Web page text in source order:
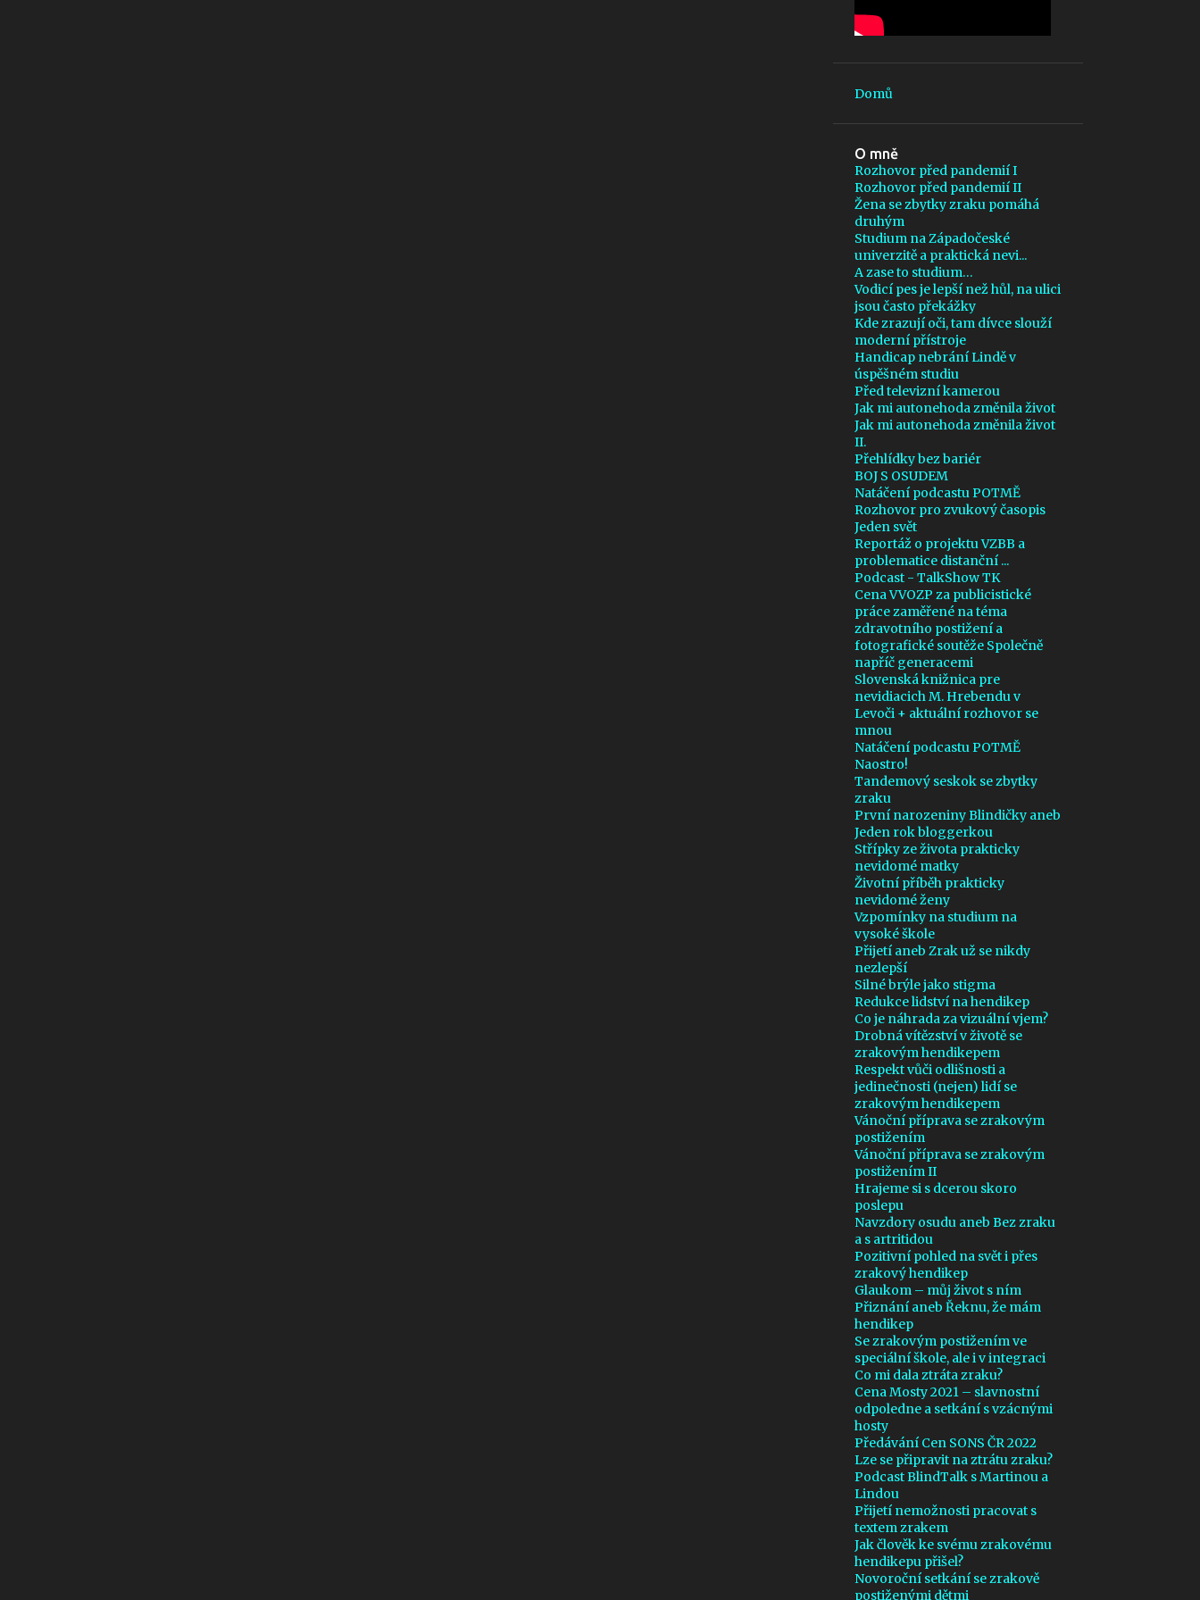
září 2024
srpna 2024
4
července 2024
června 2024
5
května 2024
dubna 2024
března 2024
února 2024
ledna 2024
3
prosince 2023
listopadu 2023
října 2023
září 2023
5
srpna 2023
července 2023
června 2023
května 2023
dubna 2023
března 2023
února 2023
ledna 2023
prosince 2022
listopadu 2022
října 2022
září 2022
srpna 2022
5
července 2022
června 2022
května 2022
dubna 2022
března 2022
února 2022
ledna 2022
prosince 2021
listopadu 2021
října 2021
září 2021
srpna 2021
července 2021
9
června 2021
května 2021
dubna 2021
března 2021
února 2021
ledna 2021
12
prosince 2020
listopadu 2020
7
října 2020
září 2020
srpna 2020
července 2020
Domů
O mně
Rozhovor před pandemií I
Rozhovor před pandemií II
Žena se zbytky zraku pomáhá
druhým
Studium na Západočeské
univerzitě a praktická nevi...
A zase to studium…
Vodicí pes je lepší než hůl, na ulici
jsou často překážky
Kde zrazují oči, tam dívce slouží
moderní přístroje
Handicap nebrání Lindě v
úspěšném studiu
Před televizní kamerou
Jak mi autonehoda změnila život
Jak mi autonehoda změnila život
II.
Přehlídky bez bariér
BOJ S OSUDEM
Natáčení podcastu POTMĚ
Rozhovor pro zvukový časopis
Jeden svět
Reportáž o projektu VZBB a
problematice distanční ...
Podcast - TalkShow TK
Cena VVOZP za publicistické
práce zaměřené na téma
zdravotního postižení a
fotografické soutěže Společně
napříč generacemi
Slovenská knižnica pre
nevidiacich M. Hrebendu v
Levoči + aktuální rozhovor se
mnou
Natáčení podcastu POTMĚ
Naostro!
Tandemový seskok se zbytky
zraku
První narozeniny Blindičky aneb
Jeden rok bloggerkou
Střípky ze života prakticky
nevidomé matky
Životní příběh prakticky
nevidomé ženy
Vzpomínky na studium na
vysoké škole
Přijetí aneb Zrak už se nikdy
nezlepší
Silné brýle jako stigma
Redukce lidství na hendikep
Co je náhrada za vizuální vjem?
Drobná vítězství v životě se
zrakovým hendikepem
Respekt vůči odlišnosti a
jedinečnosti (nejen) lidí se
zrakovým hendikepem
Vánoční příprava se zrakovým
postižením
Vánoční příprava se zrakovým
postižením II
Hrajeme si s dcerou skoro
poslepu
Navzdory osudu aneb Bez zraku
a s artritidou
Pozitivní pohled na svět i přes
zrakový hendikep
Glaukom – můj život s ním
Přiznání aneb Řeknu, že mám
hendikep
Se zrakovým postižením ve
speciální škole, ale i v integraci
Co mi dala ztráta zraku?
Cena Mosty 2021 – slavnostní
odpoledne a setkání s vzácnými
hosty
Předávání Cen SONS ČR 2022
Lze se připravit na ztrátu zraku?
Podcast BlindTalk s Martinou a
Lindou
Přijetí nemožnosti pracovat s
textem zrakem
Jak člověk ke svému zrakovému
hendikepu přišel?
Novoroční setkání se zrakově
postiženými dětmi